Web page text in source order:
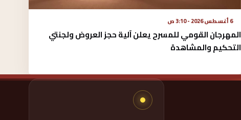
6 أغسطس 2026 - 3:10 ص
المهرجان القومي للمسرح يعلن آلية حجز العروض ولجنتي
التحكيم والمشاهدة